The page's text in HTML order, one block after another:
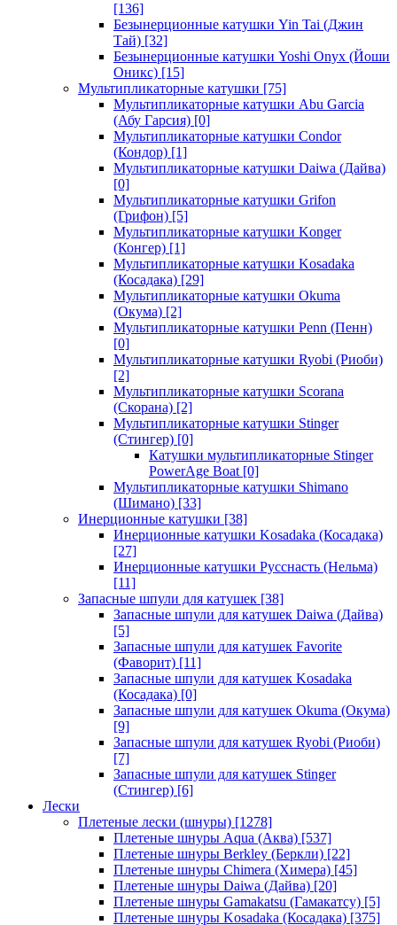
[136]
Безынерционные катушки Yin Tai (Джин
Тай) [32]
Безынерционные катушки Yoshi Onyx (Йоши
Оникс) [15]
Мультипликаторные катушки [75]
Мультипликаторные катушки Abu Garcia
(Абу Гарсия) [0]
Мультипликаторные катушки Condor
(Кондор) [1]
Мультипликаторные катушки Daiwa (Дайва)
[0]
Мультипликаторные катушки Grifon
(Грифон) [5]
Мультипликаторные катушки Konger
(Конгер) [1]
Мультипликаторные катушки Kosadaka
(Косадака) [29]
Мультипликаторные катушки Okuma
(Окума) [2]
Мультипликаторные катушки Penn (Пенн)
[0]
Мультипликаторные катушки Ryobi (Риоби)
[2]
Мультипликаторные катушки Scorana
(Скорана) [2]
Мультипликаторные катушки Stinger
(Стингер) [0]
Катушки мультипликаторные Stinger
PowerAge Boat [0]
Мультипликаторные катушки Shimano
(Шимано) [33]
Инерционные катушки [38]
Инерционные катушки Kosadaka (Косадака)
[27]
Инерционные катушки Русснасть (Нельма)
[11]
Запасные шпули для катушек [38]
Запасные шпули для катушек Daiwa (Дайва)
[5]
Запасные шпули для катушек Favorite
(Фаворит) [11]
Запасные шпули для катушек Kosadaka
(Косадака) [0]
Запасные шпули для катушек Okuma (Окума)
[9]
Запасные шпули для катушек Ryobi (Риоби)
[7]
Запасные шпули для катушек Stinger
(Стингер) [6]
Лески
Плетеные лески (шнуры) [1278]
Плетеные шнуры Aqua (Аква) [537]
Плетеные шнуры Berkley (Беркли) [22]
Плетеные шнуры Chimera (Химера) [45]
Плетеные шнуры Daiwa (Дайва) [20]
Плетеные шнуры Gamakatsu (Гамакатсу) [5]
Плетеные шнуры Kosadaka (Косадака) [375]